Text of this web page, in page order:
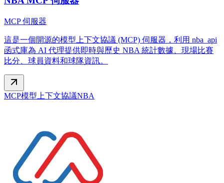
MCP 伺服器
這是一個開源的模型上下文協議 (MCP) 伺服器，利用 nba_api
函式庫為 AI 代理提供即時與歷史 NBA 統計數據、現場比賽
比分、球員資料和球隊資訊。
MCP模型上下文協議NBA